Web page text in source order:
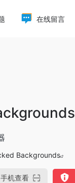
在线留言
Backgrounds
手机查看